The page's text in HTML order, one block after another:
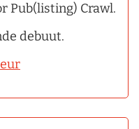
Pub(listing) Crawl.
debuut.